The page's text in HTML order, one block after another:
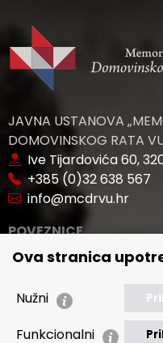
Ova stranica
Nužni
Funkcionalni
JAVNA USTANOVA
DOMOVINSKOG RATA
Ive Tijardovića 60,
+385 (0)32 638 567
info@mcdrvu.hr
POVEZNICE
🢒 Novosti
🢒 Javna nabava